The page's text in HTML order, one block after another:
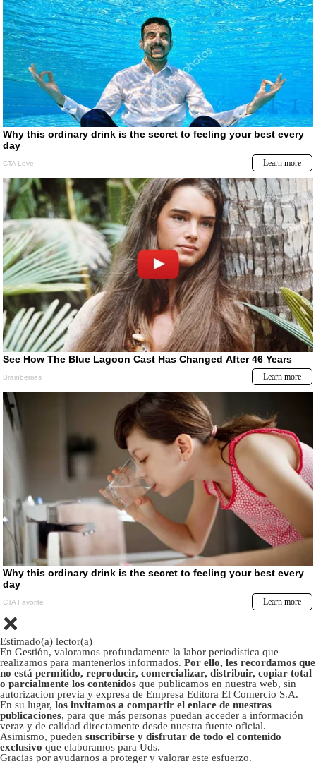
Estimado(a) lector(a)
En Gestión, valoramos profundamente la labor periodística que
realizamos para mantenerlos informados. Por ello, les recordamos que
no está permitido, reproducir, comercializar, distribuir, copiar total
o parcialmente los contenidos que publicamos en nuestra web, sin
autorizacion previa y expresa de Empresa Editora El Comercio S.A.
En su lugar, los invitamos a compartir el enlace de nuestras
publicaciones, para que más personas puedan acceder a información
veraz y de calidad directamente desde nuestra fuente oficial.
Asimismo, pueden suscribirse y disfrutar de todo el contenido
exclusivo que elaboramos para Uds.
Gracias por ayudarnos a proteger y valorar este esfuerzo.